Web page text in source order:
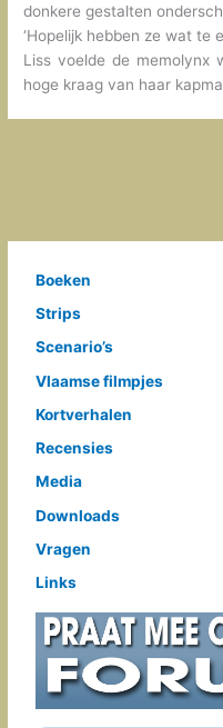
Boeken
Strips
Scenario’s
Vlaamse filmpjes
Kortverhalen
Recensies
Media
Downloads
Vragen
Links
donkere gestalten
‘Hopelijk hebben ze wat te
Liss voelde de memolynx
hoge kraag van haar